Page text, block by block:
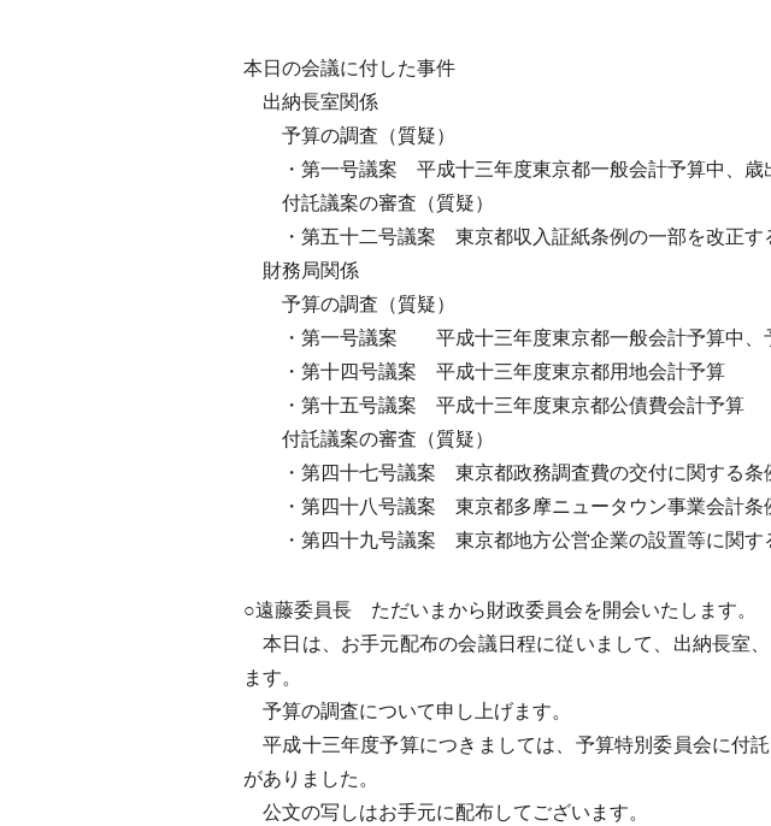
本日の会議に付した事件
出納長室関係
予算の調査（質疑）
・第一号議案 平成十三年度東京都一般会計予算中、歳
付託議案の審査（質疑）
・第五十二号議案 東京都収入証紙条例の一部を改正す
財務局関係
予算の調査（質疑）
・第一号議案 平成十三年度東京都一般会計予算中、
・第十四号議案 平成十三年度東京都用地会計予算
・第十五号議案 平成十三年度東京都公債費会計予算
付託議案の審査（質疑）
・第四十七号議案 東京都政務調査費の交付に関する条
・第四十八号議案 東京都多摩ニュータウン事業会計条
・第四十九号議案 東京都地方公営企業の設置等に関す
○遠藤委員長 ただいまから財政委員会を開会いたします。
本日は、お手元配布の会議日程に従いまして、出納長室
ます。
予算の調査について申し上げます。
平成十三年度予算につきましては、予算特別委員会に付
がありました。
公文の写しはお手元に配布してございます。